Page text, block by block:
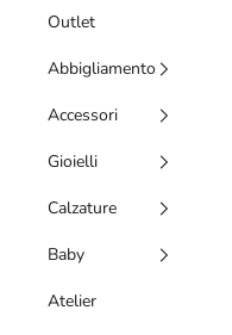
Outlet
Abbigliamento
Accessori
Gioielli
Calzature
Baby
Atelier